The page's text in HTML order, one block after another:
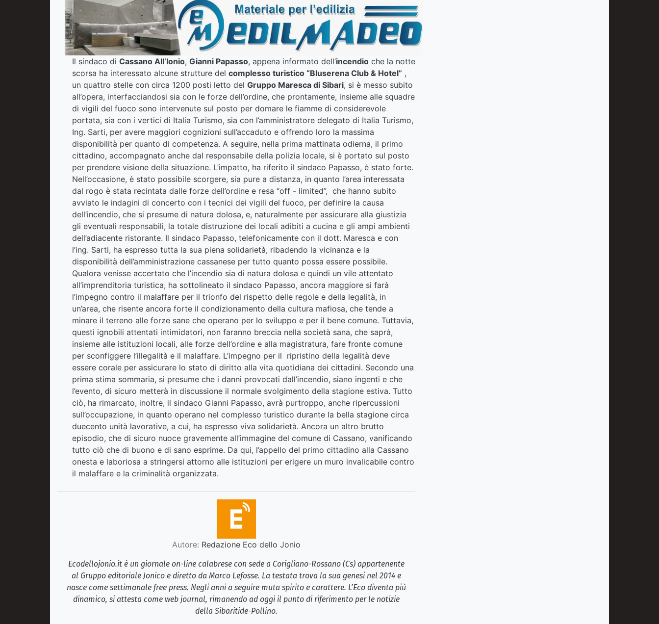
Il sindaco di Cassano All’Ionio, Gianni Papasso, appena informato dell’incendio che la notte
scorsa ha interessato alcune strutture del complesso turistico “Bluserena Club & Hotel” ,
un quattro stelle con circa 1200 posti letto del Gruppo Maresca di Sibari, si è messo subito
all’opera, interfacciandosi sia con le forze dell’ordine, che prontamente, insieme alle squadre
di vigili del fuoco sono intervenute sul posto per domare le fiamme di considerevole
portata, sia con i vertici di Italia Turismo, sia con l’amministratore delegato di Italia Turismo,
Ing. Sarti, per avere maggiori cognizioni sull’accaduto e offrendo loro la massima
disponibilità per quanto di competenza. A seguire, nella prima mattinata odierna, il primo
cittadino, accompagnato anche dal responsabile della polizia locale, si è portato sul posto
per prendere visione della situazione. L’impatto, ha riferito il sindaco Papasso, è stato forte.
Nell’occasione, è stato possibile scorgere, sia pure a distanza, in quanto l’area interessata
dal rogo è stata recintata dalle forze dell’ordine e resa “off - limited”, che hanno subito
avviato le indagini di concerto con i tecnici dei vigili del fuoco, per definire la causa
dell’incendio, che si presume di natura dolosa, e, naturalmente per assicurare alla giustizia
gli eventuali responsabili, la totale distruzione dei locali adibiti a cucina e gli ampi ambienti
dell’adiacente ristorante. Il sindaco Papasso, telefonicamente con il dott. Maresca e con
l’ing. Sarti, ha espresso tutta la sua piena solidarietà, ribadendo la vicinanza e la
disponibilità dell’amministrazione cassanese per tutto quanto possa essere possibile.
Qualora venisse accertato che l’incendio sia di natura dolosa e quindi un vile attentato
all’imprenditoria turistica, ha sottolineato il sindaco Papasso, ancora maggiore si farà
l’impegno contro il malaffare per il trionfo del rispetto delle regole e della legalità, in
un’area, che risente ancora forte il condizionamento della cultura mafiosa, che tende a
minare il terreno alle forze sane che operano per lo sviluppo e per il bene comune. Tuttavia,
questi ignobili attentati intimidatori, non faranno breccia nella società sana, che saprà,
insieme alle istituzioni locali, alle forze dell’ordine e alla magistratura, fare fronte comune
per sconfiggere l’illegalità e il malaffare. L’impegno per il ripristino della legalità deve
essere corale per assicurare lo stato di diritto alla vita quotidiana dei cittadini. Secondo una
prima stima sommaria, si presume che i danni provocati dall’incendio, siano ingenti e che
l’evento, di sicuro metterà in discussione il normale svolgimento della stagione estiva. Tutto
ciò, ha rimarcato, inoltre, il sindaco Gianni Papasso, avrà purtroppo, anche ripercussioni
sull’occupazione, in quanto operano nel complesso turistico durante la bella stagione circa
duecento unità lavorative, a cui, ha espresso viva solidarietà. Ancora un altro brutto
episodio, che di sicuro nuoce gravemente all’immagine del comune di Cassano, vanificando
tutto ciò che di buono e di sano esprime. Da qui, l’appello del primo cittadino alla Cassano
onesta e laboriosa a stringersi attorno alle istituzioni per erigere un muro invalicabile contro
il malaffare e la criminalità organizzata.
Autore: Redazione Eco dello Jonio
Ecodellojonio.it è un giornale on-line calabrese con sede a Corigliano-Rossano (Cs) appartenente
al Gruppo editoriale Jonico e diretto da Marco Lefosse. La testata trova la sua genesi nel 2014 e
nasce come settimanale free press. Negli anni a seguire muta spirito e carattere. L’Eco diventa più
dinamico, si attesta come web journal, rimanendo ad oggi il punto di riferimento per le notizie
della Sibaritide-Pollino.